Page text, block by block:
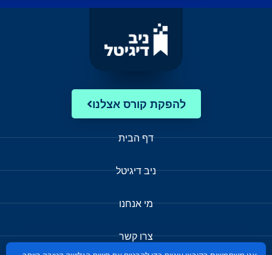
להפקת קורס אצלנו
דף הבית
ניב דיגיטל
מי אנחנו
צרו קשר